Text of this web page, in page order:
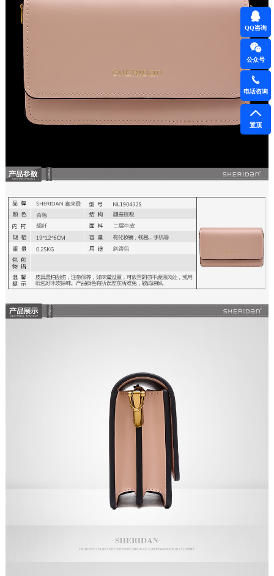
QQ咨询
公众号
电话咨询
置顶